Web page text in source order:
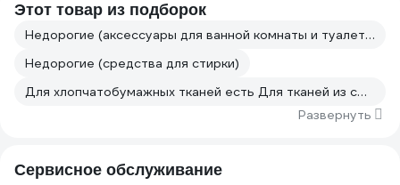
Этот товар из подборок
Недорогие (аксессуары для ванной комнаты и туалета)
Недорогие (средства для стирки)
Для хлопчатобумажных тканей есть Для тканей из смешанных волокон есть
Развернуть
Сервисное обслуживание